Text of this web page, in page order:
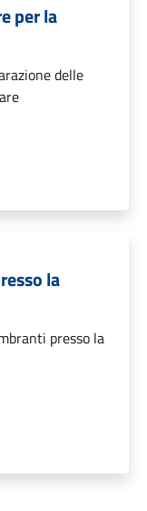
per la
delle
la
presso la